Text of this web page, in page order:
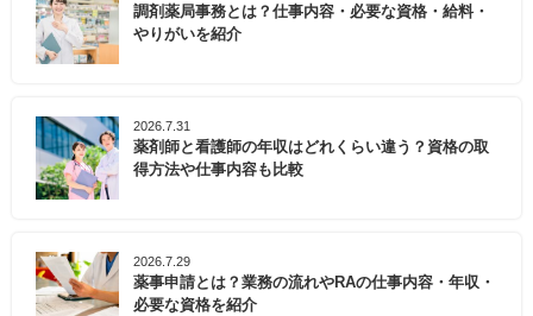
調剤薬局事務とは？仕事内容・必要な資格・給料・
やりがいを紹介
2026.7.31
薬剤師と看護師の年収はどれくらい違う？資格の取
得方法や仕事内容も比較
2026.7.29
薬事申請とは？業務の流れやRAの仕事内容・年収・
必要な資格を紹介